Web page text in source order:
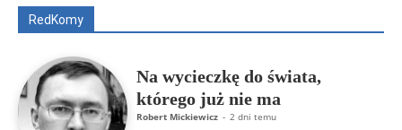
RedKomy
Na wycieczkę do świata,
którego już nie ma
Robert Mickiewicz - 2 dni temu